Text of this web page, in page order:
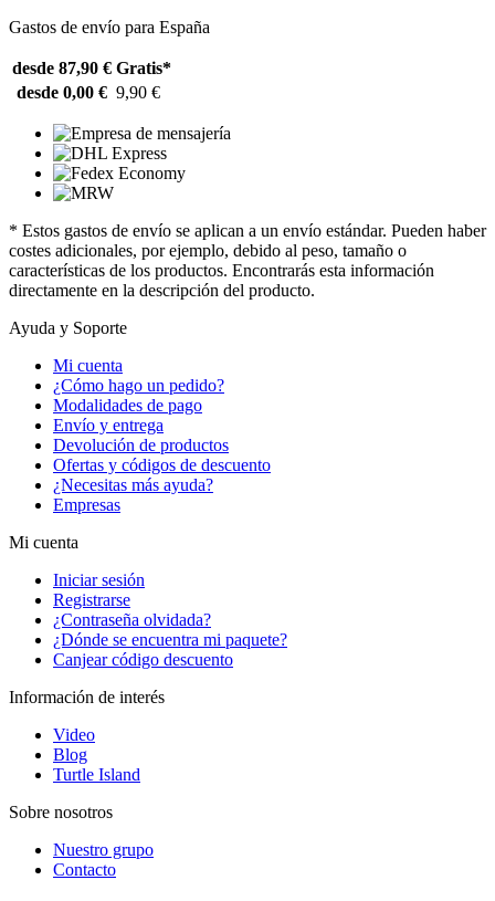
Gastos de envío para España
desde 87,90 € Gratis*
desde 0,00 € 9,90 €
* Estos gastos de envío se aplican a un envío estándar. Pueden haber
costes adicionales, por ejemplo, debido al peso, tamaño o
características de los productos. Encontrarás esta información
directamente en la descripción del producto.
Ayuda y Soporte
Mi cuenta
¿Cómo hago un pedido?
Modalidades de pago
Envío y entrega
Devolución de productos
Ofertas y códigos de descuento
¿Necesitas más ayuda?
Empresas
Mi cuenta
Iniciar sesión
Registrarse
¿Contraseña olvidada?
¿Dónde se encuentra mi paquete?
Canjear código descuento
Información de interés
Video
Blog
Turtle Island
Sobre nosotros
Nuestro grupo
Contacto